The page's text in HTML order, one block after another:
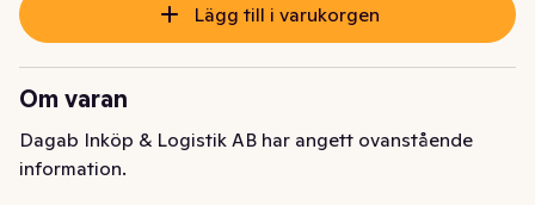
Lägg till i varukorgen
Om varan
Dagab Inköp & Logistik AB har angett ovanstående
information.